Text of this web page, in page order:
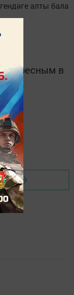
алты бала
в